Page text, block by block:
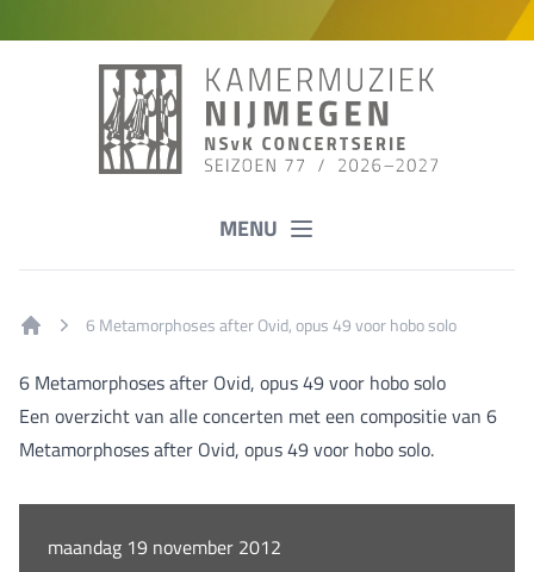
MENU
6 Metamorphoses after Ovid, opus 49 voor hobo solo
6 Metamorphoses after Ovid, opus 49 voor hobo solo
Een overzicht van alle concerten met een compositie van 6
Metamorphoses after Ovid, opus 49 voor hobo solo.
maandag 19 november 2012